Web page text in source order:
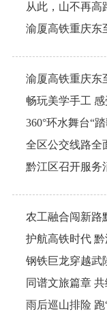
从此，山不再
渝厦高铁重庆东
渝厦高铁重庆东
畅玩美学手工
360°环水舞台“
全区公交线路全
黔江区召开服务
农工融合闯新路
护航高铁时代
钢铁巨龙穿越武
同谱文旅篇章
雨后巡山排险 跑